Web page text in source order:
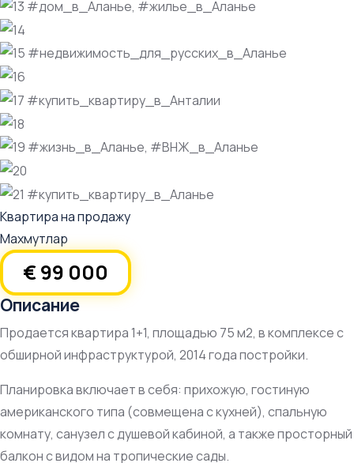
Квартира на продажу
Махмутлар
€ 99 000
Описание
Продается квартира 1+1, площадью 75 м2, в комплексе с
обширной инфраструктурой, 2014 года постройки.
Планировка включает в себя: прихожую, гостиную
американского типа (совмещена с кухней), спальную
комнату, санузел с душевой кабиной, а также просторный
балкон с видом на тропические сады.